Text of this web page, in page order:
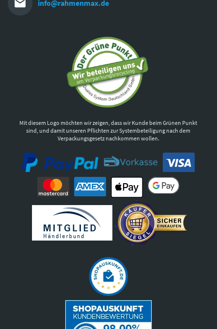
info@rahmenmax.de
Mit diesem Logo möchten wir zeigen, dass wir Kunde beim Grünen Punkt
sind, und damit unseren Pflichten zur Systembeteiligung nach dem
Verpackungsgesetz nachkommen wollen.